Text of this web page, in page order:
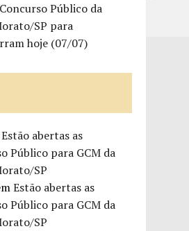
Público da
SP para
hoje (07/07)
Estão abertas as
Público para GCM da
SP
Estão abertas as
Público para GCM da
SP